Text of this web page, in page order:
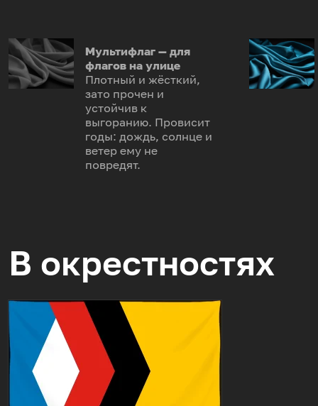
Мультифлаг — для
флагов на улице
Плотный и жёсткий,
зато прочен и
устойчив к
выгоранию. Провисит
годы: дождь, солнце и
ветер ему не
повредят.
В окрестностях